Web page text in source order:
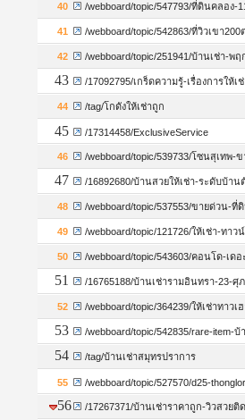
40 /webboard/topic/547793/ที่ดินคลอ
41 /webboard/topic/542863/ที่วิวเขา
42 /webboard/topic/251941/บ้านเช่า-พ
43 /17092795/เกร็ดความรู้-เรื่องการให้
44 /tag/โกดังให้เช่าถูก
45 /17314458/ExclusiveService
46 /webboard/topic/539733/โซนสุเทพ
47 /16892680/บ้านสวยให้เช่า-ระดับบ้
48 /webboard/topic/537553/ขายด่วน-
49 /webboard/topic/121726/ให้เช่า-ทา
50 /webboard/topic/543603/คอนโด-เ
51 /16765188/บ้านเช่ารามอินทรา-23-ศุ
52 /webboard/topic/364239/ให้เช่าทา
53 /webboard/topic/542835/rare-item-
54 /tag/บ้านเช่าสมุทรปราการ
55 /webboard/topic/527570/d25-
56 /17267371/บ้านเช่าราคาถูก-วิวสวย